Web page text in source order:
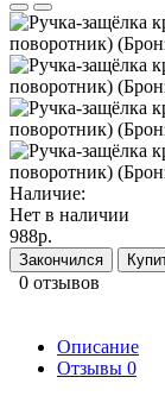
Наличие:
Нет в наличии
988р.
Закончился
0 отзывов
Описание
Отзывы 0